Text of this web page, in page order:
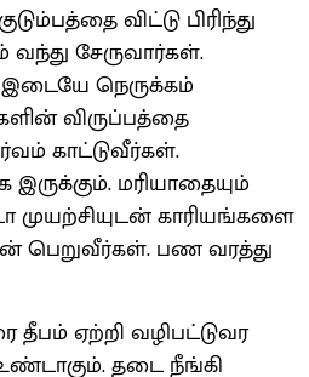
விட்டு பிரிந்து
சேருவார்கள்.
நெருக்கம்
விருப்பத்தை
காட்டுவீர்கள்.
மரியாதையும்
முயற்சியுடன் காரியங்களை
பெறுவீர்கள். பண வரத்து
ஏற்றி வழிபட்டுவர
தடை நீங்கி